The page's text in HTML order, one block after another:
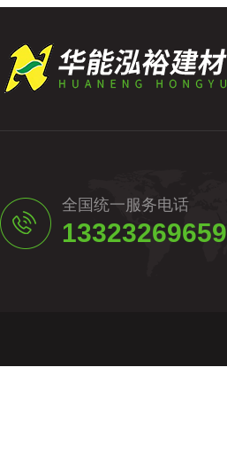
全国统一服务电话
13323269659